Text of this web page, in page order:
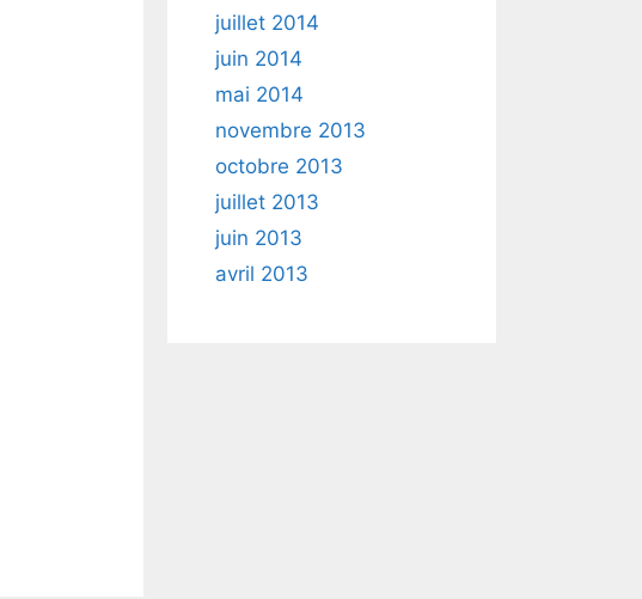
juillet 2014
juin 2014
mai 2014
novembre 2013
octobre 2013
juillet 2013
juin 2013
avril 2013